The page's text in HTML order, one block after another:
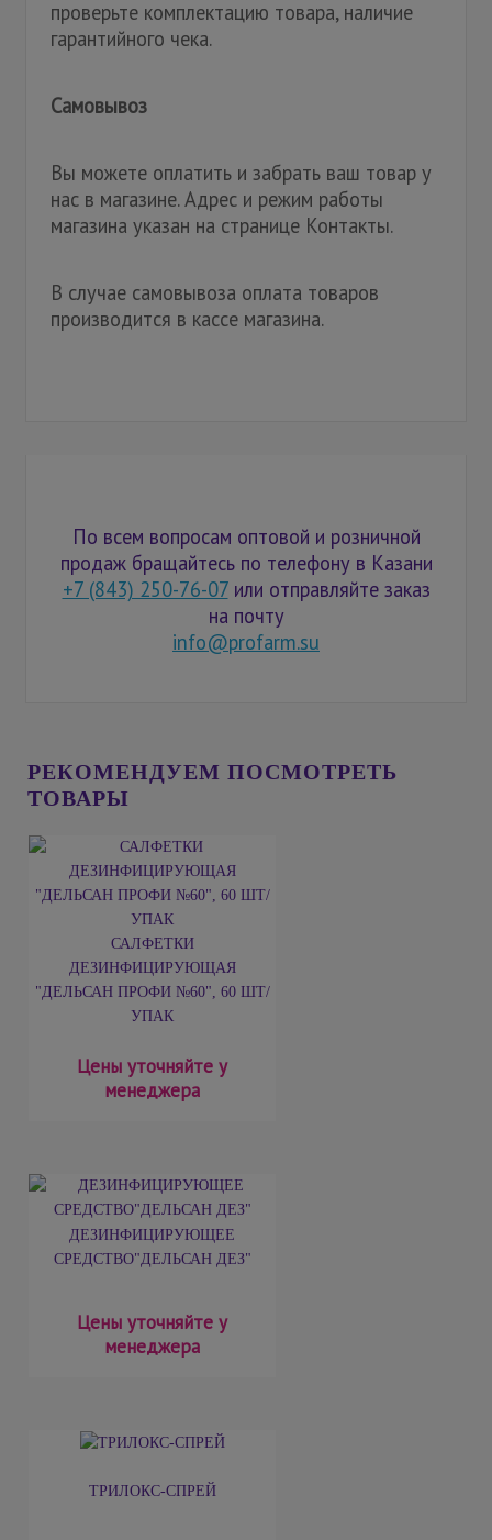
проверьте комплектацию товара, наличие
гарантийного чека.
Самовывоз
Вы можете оплатить и забрать ваш товар у
нас в магазине. Адрес и режим работы
магазина указан на странице Контакты.
В случае самовывоза оплата товаров
производится в кассе магазина.
По всем вопросам оптовой и розничной
продаж бращайтесь по телефону в Казани
+7 (843) 250-76-07или отправляйте заказ
на почту
info@profarm.su
РЕКОМЕНДУЕМ ПОСМОТРЕТЬ
ТОВАРЫ
САЛФЕТКИ
ДЕЗИНФИЦИРУЮЩАЯ
"ДЕЛЬСАН ПРОФИ №60", 60 ШТ/
УПАК
Цены уточняйте у
менеджера
ДЕЗИНФИЦИРУЮЩЕЕ
СРЕДСТВО"ДЕЛЬСАН ДЕЗ"
Цены уточняйте у
менеджера
ТРИЛОКС-СПРЕЙ